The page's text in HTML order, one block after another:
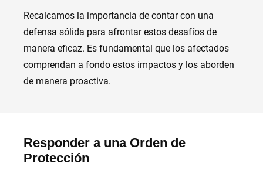
Recalcamos la importancia de contar con una
defensa sólida para afrontar estos desafíos de
manera eficaz. Es fundamental que los afectados
comprendan a fondo estos impactos y los aborden
de manera proactiva.
Responder a una Orden de
Protección